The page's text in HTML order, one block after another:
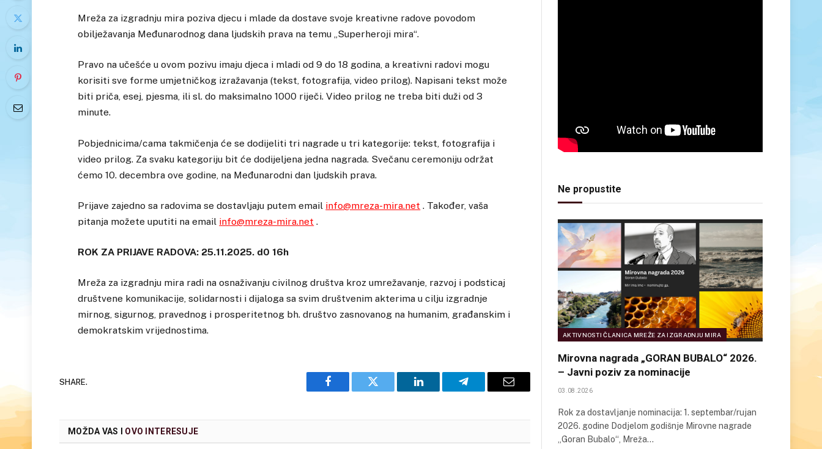
Mreža za izgradnju mira poziva djecu i mlade da dostave svoje kreativne radove povodom
obilježavanja Međunarodnog dana ljudskih prava na temu „Superheroji mira“.
Pravo na učešće u ovom pozivu imaju djeca i mladi od 9 do 18 godina, a kreativni radovi mogu
korisiti sve forme umjetničkog izražavanja (tekst, fotografija, video prilog). Napisani tekst može
biti priča, esej, pjesma, ili sl. do maksimalno 1000 riječi. Video prilog ne treba biti duži od 3
minute.
Pobjednicima/cama takmičenja će se dodijeliti tri nagrade u tri kategorije: tekst, fotografija i
video prilog. Za svaku kategoriju bit će dodijeljena jedna nagrada. Svečanu ceremoniju održat
ćemo 10. decembra ove godine, na Međunarodni dan ljudskih prava.
Prijave zajedno sa radovima se dostavljaju putem email info@mreza-mira.net . Također, vaša
pitanja možete uputiti na email info@mreza-mira.net .
ROK ZA PRIJAVE RADOVA: 25.11.2025. d0 16h
Mreža za izgradnju mira radi na osnaživanju civilnog društva kroz umrežavanje, razvoj i podsticaj
društvene komunikacije, solidarnosti i dijaloga sa svim društvenim akterima u cilju izgradnje
mirnog, sigurnog, pravednog i prosperitetnog bh. društvo zasnovanog na humanim, građanskim i
demokratskim vrijednostima.
SHARE.
Facebook Twitter LinkedIn Telegram Email
MOŽDA VAS I OVO INTERESUJE
Ne propustite
AKTIVNOSTI ČLANICA MREŽE ZA IZGRADNJU MIRA
Mirovna nagrada „GORAN BUBALO“ 2026.
– Javni poziv za nominacije
03.08.2026
Rok za dostavljanje nominacija: 1. septembar/rujan
2026. godine Dodjelom godišnje Mirovne nagrade
„Goran Bubalo“, Mreža…